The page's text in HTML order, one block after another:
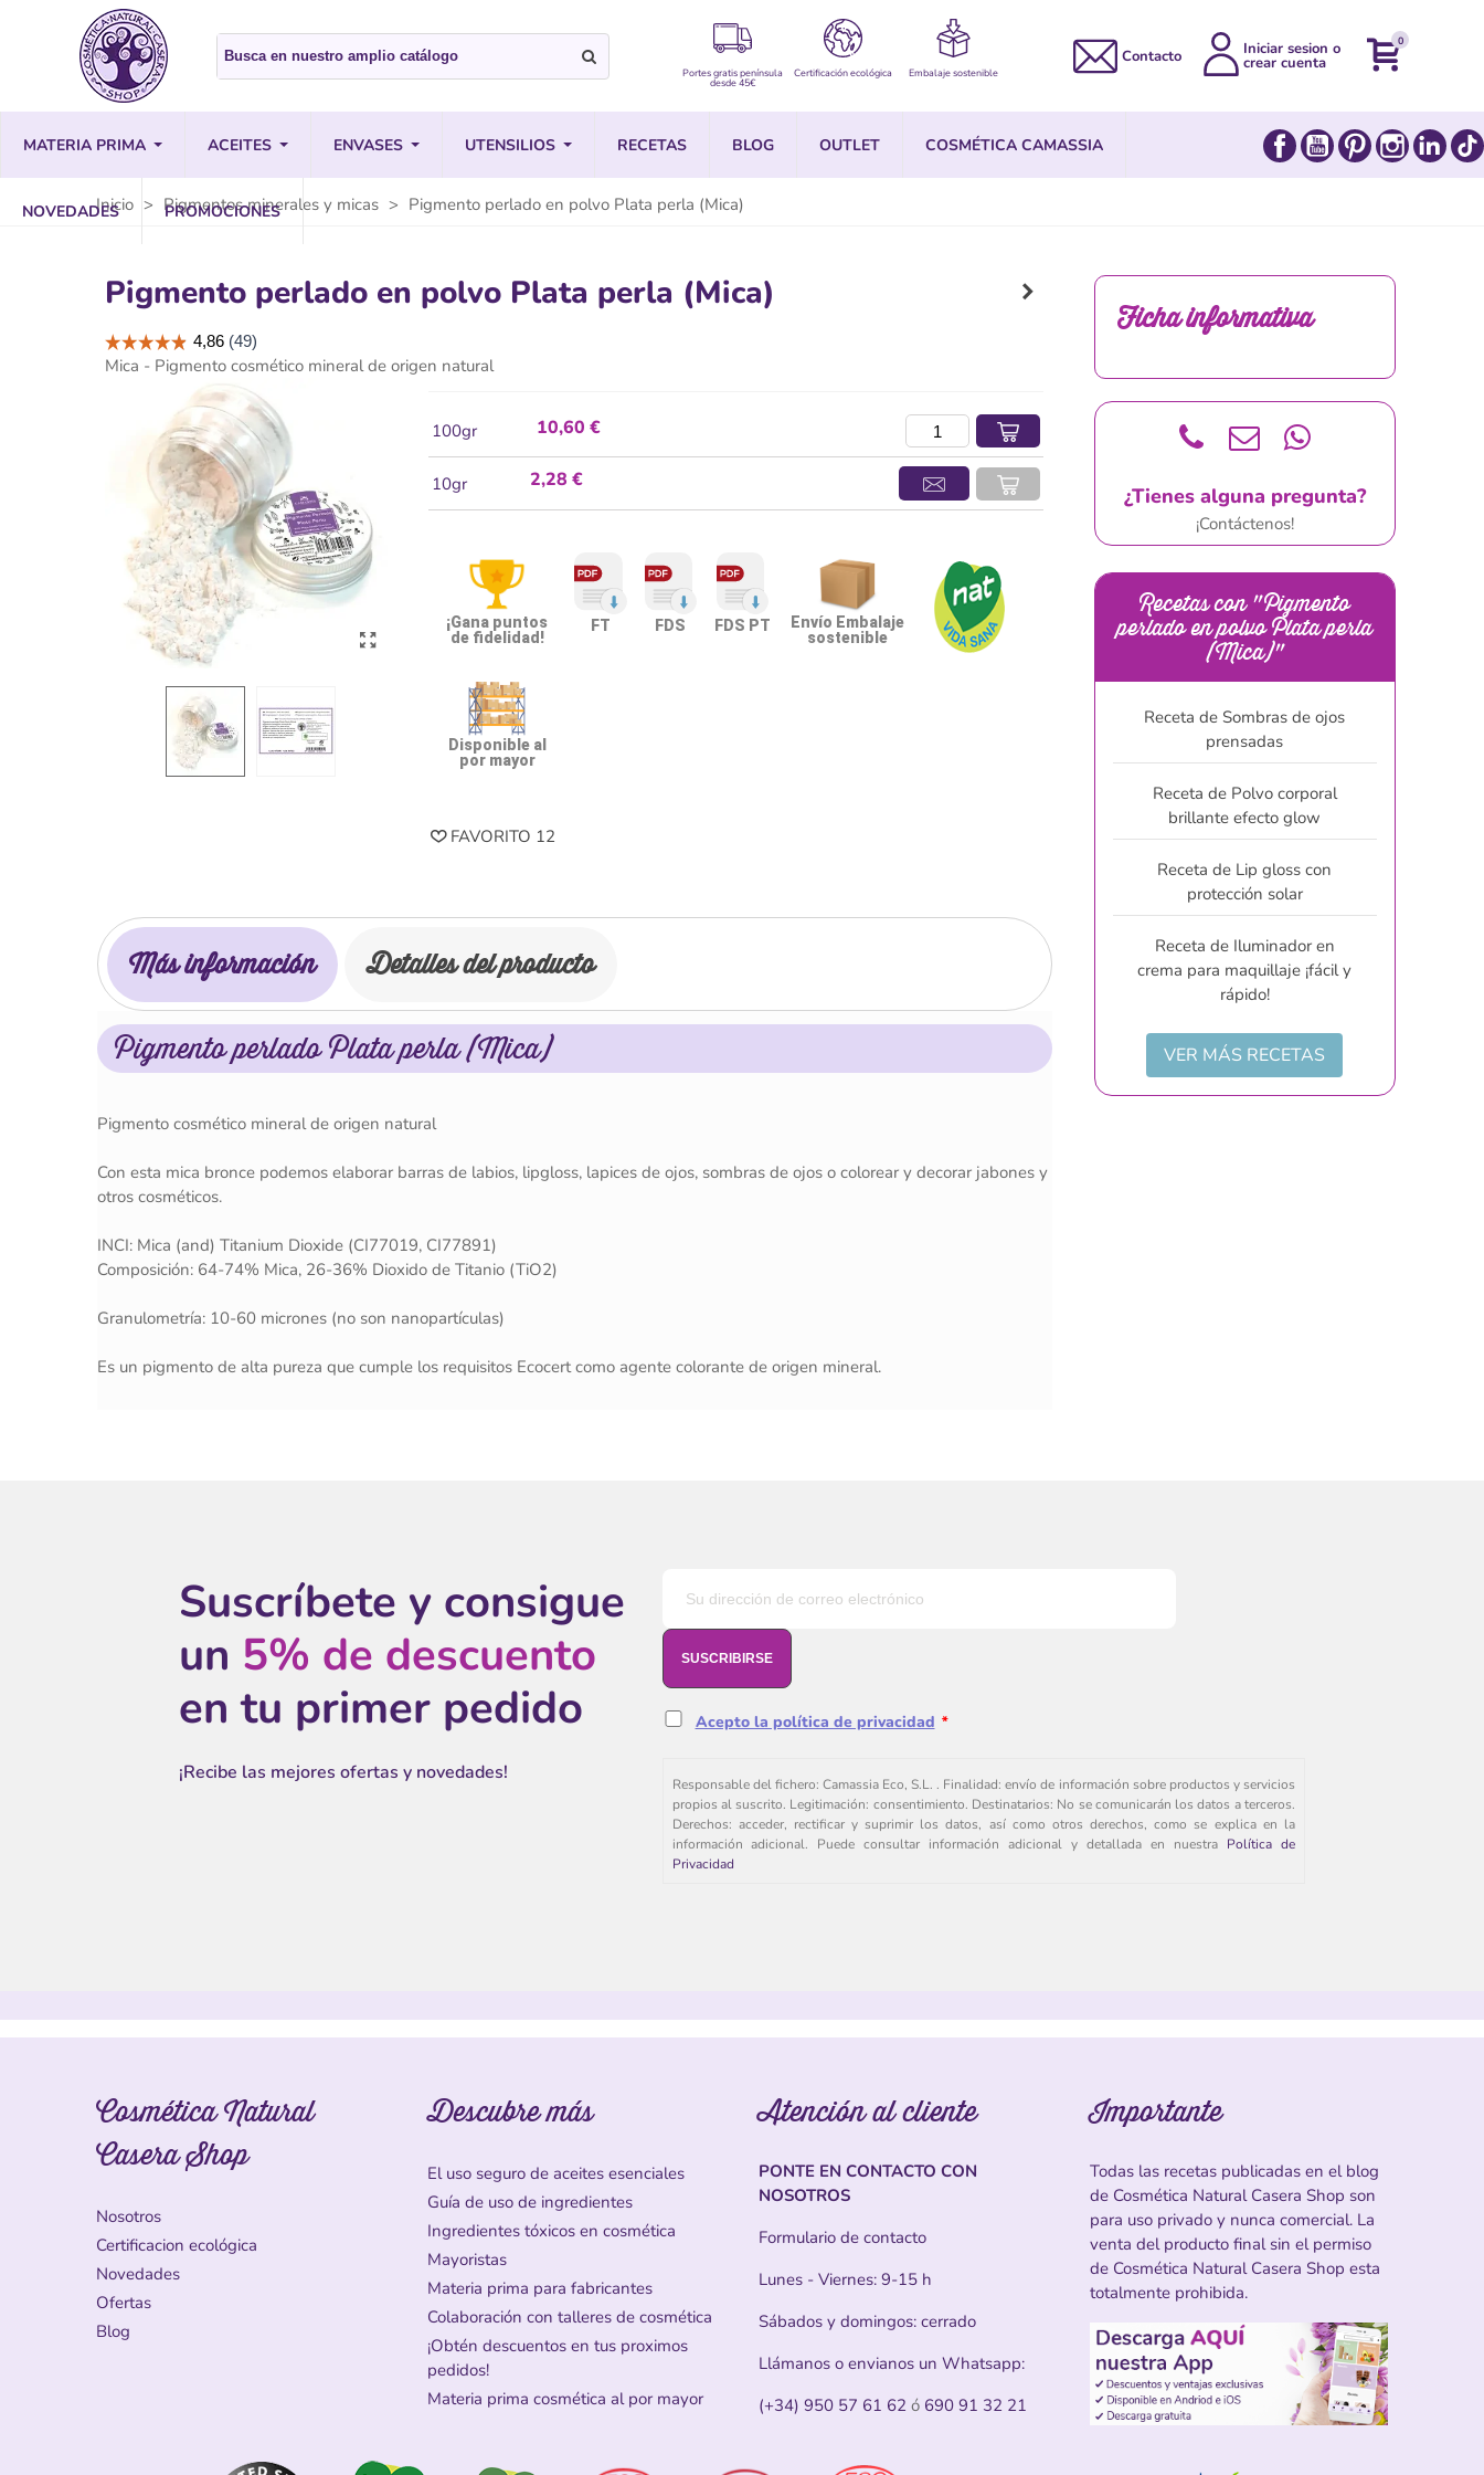
Portes gratis península
desde 45€
Certificación ecológica Embalaje sostenible
Contacto Iniciar sesion o
crear cuenta
0
MATERIA PRIMA ACEITES ENVASES UTENSILIOS RECETAS BLOG OUTLET COSMÉTICA CAMASSIA
NOVEDADES PROMOCIONES
FacebookYouTubePinterestInstagram
Inicio > Pigmentos minerales y micas > Pigmento perlado en polvo Plata perla (Mica)
Pigmento perlado en polvo Plata perla (Mica)
Mica - Pigmento cosmético mineral de origen natural
100gr 10,60 €
10gr 2,28 €
¡Gana puntos
de fidelidad!
FT FDS FDS PT
Envío Embalaje
sostenible
Disponible al
por mayor
FAVORITO 12
Más información Detalles del producto
Pigmento perlado Plata perla (Mica)
Pigmento cosmético mineral de origen natural
Con esta mica bronce podemos elaborar barras de labios, lipgloss, lapices de ojos, sombras de ojos o colorear y decorar jabones y
otros cosméticos.
INCI: Mica (and) Titanium Dioxide (CI77019, CI77891)
Composición: 64-74% Mica, 26-36% Dioxido de Titanio (TiO2)
Granulometría: 10-60 micrones (no son nanopartículas)
Es un pigmento de alta pureza que cumple los requisitos Ecocert como agente colorante de origen mineral.
Ficha informativa
¿Tienes alguna pregunta?
¡Contáctenos!
Recetas con "Pigmento
perlado en polvo Plata perla
(Mica)"
Receta de Sombras de ojos
prensadas
Receta de Polvo corporal
brillante efecto glow
Receta de Lip gloss con
protección solar
Receta de Iluminador en
crema para maquillaje ¡fácil y
rápido!
VER MÁS RECETAS
Suscríbete y consigue
un 5% de descuento
en tu primer pedido
¡Recibe las mejores ofertas y novedades!
Acepto la política de privacidad *
Responsable del fichero: Camassia Eco, S.L. . Finalidad: envío de información sobre productos y servicios
propios al suscrito. Legitimación: consentimiento. Destinatarios: No se comunicarán los datos a terceros.
Derechos: acceder, rectificar y suprimir los datos, así como otros derechos, como se explica en la
información adicional. Puede consultar información adicional y detallada en nuestra Política de
Privacidad
Cosmética Natural
Casera Shop
Nosotros
Certificacion ecológica
Novedades
Ofertas
Blog
Descubre más
El uso seguro de aceites esenciales
Guía de uso de ingredientes
Ingredientes tóxicos en cosmética
Mayoristas
Materia prima para fabricantes
Colaboración con talleres de cosmética
¡Obtén descuentos en tus proximos
pedidos!
Materia prima cosmética al por mayor
Atención al cliente
PONTE EN CONTACTO CON
NOSOTROS
Formulario de contacto
Lunes - Viernes: 9-15 h
Sábados y domingos: cerrado
Llámanos o envianos un Whatsapp:
(+34) 950 57 61 62 ó 690 91 32 21
Importante
Todas las recetas publicadas en el blog
de Cosmética Natural Casera Shop son
para uso privado y nunca comercial. La
venta del producto final sin el permiso
de Cosmética Natural Casera Shop esta
totalmente prohibida.